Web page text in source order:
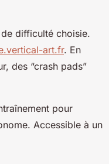
difficulté choisie.
art.fr. En
des “crash pads”
pour
Accessible à un